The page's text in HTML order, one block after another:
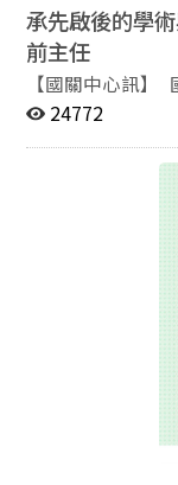
的國際格局，而
視為可交換的談
歧。他進一步指
聚焦於美國對臺
層級，以及美方
美國對臺政策的實際走向。 馬振
習會。他指出，
當，可能導致中
軍事威懾意味，
然而，中國一方
與美國建立戰略
躁進現象。此外
也反映出其軍事
綜合討論與媒體
美中關係未來定
談學者普遍認為
亦期待與美國建
仍需維持有效對
承先啟後的學
前主任
【國關中心訊】 國立政治大學國際關係研究中心（以下
簡稱「國關中心
會」。邵主任一
展，歷任行政院
主任委員、公共
究所所長及國關
揭開序幕，並特
政同仁重返中心
亦整理大量歷史
心推動學術與政
主任王信賢代表
於不同單位共事
24772